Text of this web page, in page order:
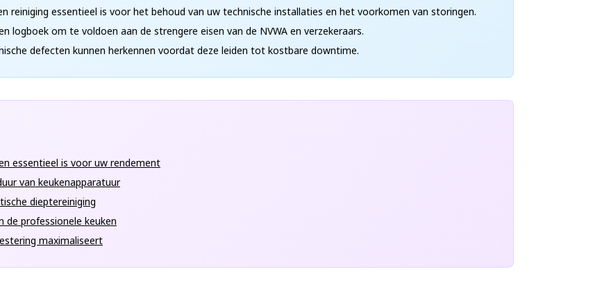
reiniging essentieel is voor het behoud van uw technische installaties en het voorkomen van storingen.
logboek om te voldoen aan de strengere eisen van de NVWA en verzekeraars.
defecten kunnen herkennen voordat deze leiden tot kostbare downtime.
essentieel is voor uw rendement
van keukenapparatuur
dieptereiniging
professionele keuken
maximaliseert